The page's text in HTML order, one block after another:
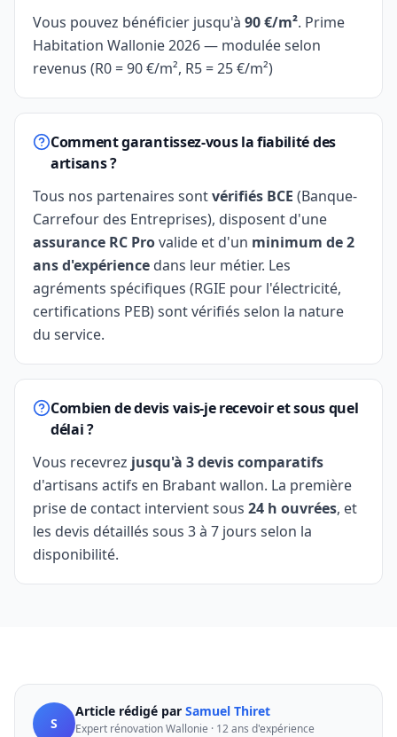
Vous pouvez bénéficier jusqu'à 90 €/m². Prime
Habitation Wallonie 2026 — modulée selon
revenus (R0 = 90 €/m², R5 = 25 €/m²)
Comment garantissez-vous la fiabilité des
artisans ?
Tous nos partenaires sontvérifiés BCE (Banque-
Carrefour des Entreprises), disposent d'une
assurance RC Provalide et d'un minimum de 2
ans d'expérience dans leur métier. Les
agréments spécifiques (RGIE pour l'électricité,
certifications PEB) sont vérifiés selon la nature
du service.
Combien de devis vais-je recevoir et sous quel
délai ?
Vous recevrez jusqu'à 3 devis comparatifs
d'artisans actifs en Brabant wallon. La première
prise de contact intervient sous 24 h ouvrées, et
les devis détaillés sous 3 à 7 jours selon la
disponibilité.
S
Article rédigé par Samuel Thiret
Expert rénovation Wallonie · 12 ans d'expérience